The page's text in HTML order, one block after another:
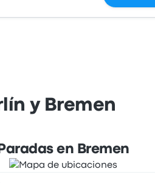
y Bremen
Paradas en Bremen